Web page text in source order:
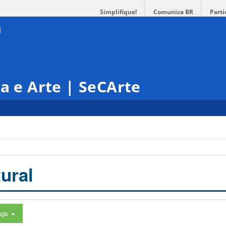
Simplifique! Comunica BR
e Arte | SeCArte